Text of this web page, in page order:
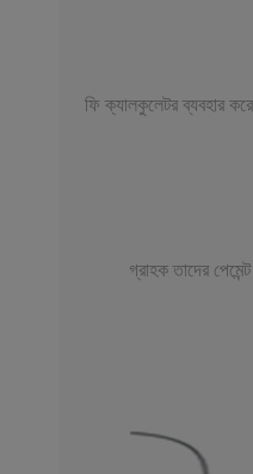
ফি ক্যালকুলেটর ব্যবহার
গ্রাহক তাদের